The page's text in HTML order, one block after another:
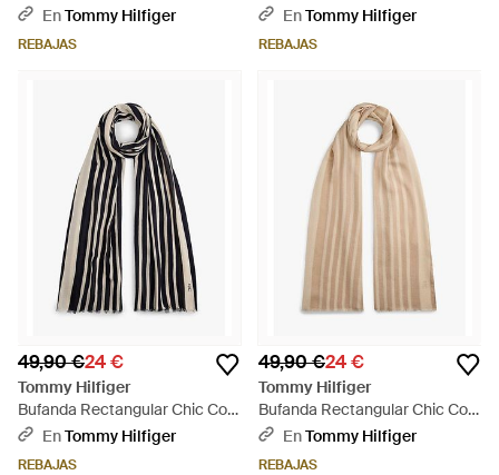
Monograma Th - Neutro
EnTommy Hilfiger
REBAJAS
Sarga De Seda - Negro
EnTommy Hilfiger
REBAJAS
49,90 €24 €
Tommy Hilfiger
Bufanda Rectangular Chic Con
Monograma Th - Negro
EnTommy Hilfiger
REBAJAS
49,90 €24 €
Tommy Hilfiger
Bufanda Rectangular Chic Con
Monograma Th - Neutro
EnTommy Hilfiger
REBAJAS